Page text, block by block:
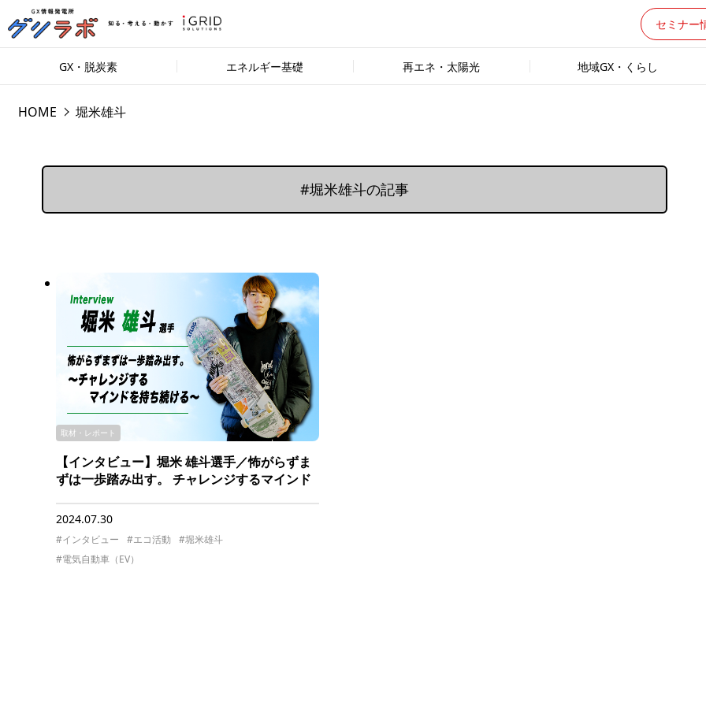
セミナー
GX・脱炭素 エネルギー基礎 再エネ・太陽光 地域GX・くらし
HOME 堀米雄斗
#堀米雄斗の記事
取材・レポート
【インタビュー】堀米 雄斗選手／怖がらずま
ずは一歩踏み出す。 チャレンジするマインド
2024.07.30
#インタビュー #エコ活動
#堀米雄斗
#電気自動車（EV）